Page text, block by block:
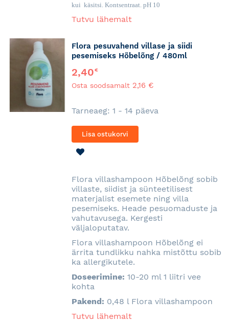
kui käsitsi. Kontsentraat. pH 10
Tutvu lähemalt
Flora pesuvahend villase ja siidi
pesemiseks Hõbelõng / 480ml
2,40€
Osta soodsamalt 2,16 €
Tarneaeg: 1 - 14 päeva
Lisa ostukorvi
Flora villashampoon Hõbelõng sobib
villaste, siidist ja sünteetilisest
materjalist esemete ning villa
pesemiseks. Heade pesuomaduste ja
vahutavusega. Kergesti
väljaloputatav.
Flora villashampoon Hõbelõng ei
ärrita tundlikku nahka mistõttu sobib
ka allergikutele.
Doseerimine: 10-20 ml 1 liitri vee
kohta
Pakend: 0,48 l Flora villashampoon
Tutvu lähemalt